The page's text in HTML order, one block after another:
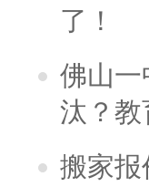
了！
佛山一
汰？教
搬家报